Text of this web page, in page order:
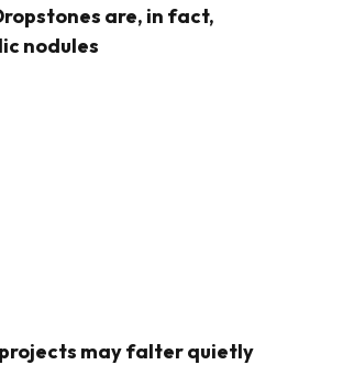
are, in fact,
nodules
projects may falter quietly